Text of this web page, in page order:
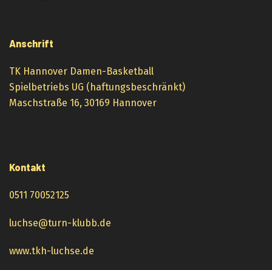
Anschrift
TK Hannover Damen-Basketball
Spielbetriebs UG (haftungsbeschränkt)
Maschstraße 16, 30169 Hannover
Kontakt
0511 70052125
luchse@turn-klubb.de
www.tkh-luchse.de